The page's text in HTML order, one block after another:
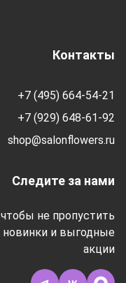
Контакты
+7 (495) 664-54-21
+7 (929) 648-61-92
shop@salonflowers.ru
Следите за нами
чтобы не пропустить
новинки и выгодные
акции